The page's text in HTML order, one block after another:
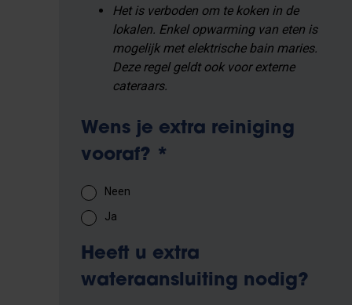
Het is verboden om te koken in de
lokalen. Enkel opwarming van eten is
mogelijk met elektrische bain maries.
Deze regel geldt ook voor externe
cateraars.
Wens je extra reiniging
vooraf? *
Neen
Ja
Heeft u extra
wateraansluiting nodig?